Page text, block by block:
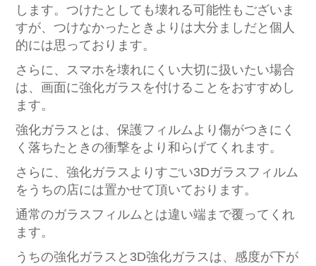
します。つけたとしても壊れる可能性もございま
すが、つけなかったときよりは大分ましだと個人
的には思っております。
さらに、スマホを壊れにくい大切に扱いたい場合
は、画面に強化ガラスを付けることをおすすめし
ます。
強化ガラスとは、保護フィルムより傷がつきにく
く落ちたときの衝撃をより和らげてくれます。
さらに、強化ガラスよりすごい3Dガラスフィルム
をうちの店には置かせて頂いております。
通常のガラスフィルムとは違い端まで覆ってくれ
ます。
うちの強化ガラスと3D強化ガラスは、感度が下が